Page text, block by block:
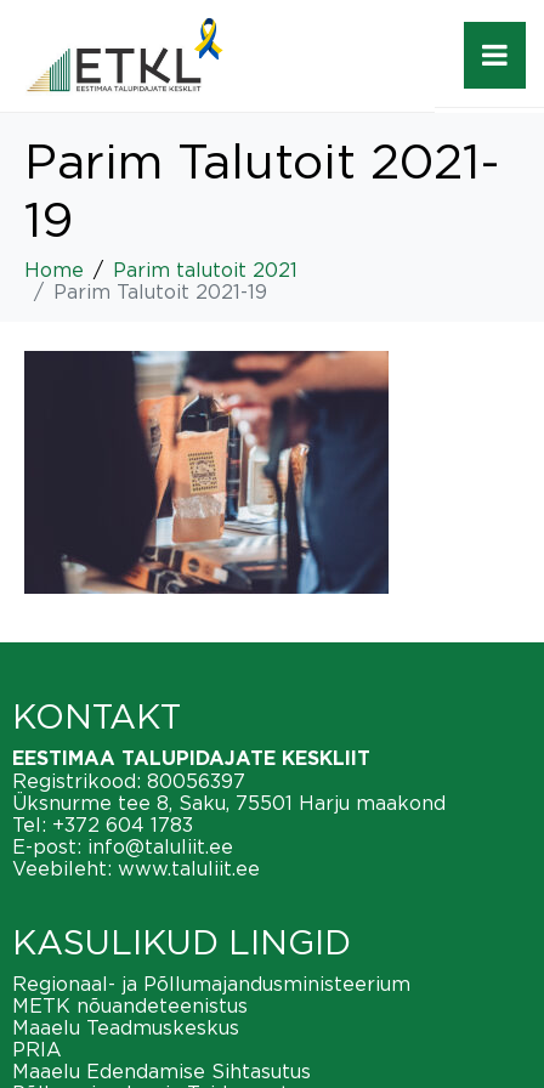
Parim Talutoit 2021-
19
Home
Parim talutoit 2021
Parim Talutoit 2021-19
KONTAKT
EESTIMAA TALUPIDAJATE KESKLIIT
Registrikood: 80056397
Üksnurme tee 8, Saku, 75501 Harju maakond
Tel: +372 604 1783
E-post: info@taluliit.ee
Veebileht: www.taluliit.ee
KASULIKUD LINGID
Regionaal- ja Põllumajandusministeerium
METK nõuandeteenistus
Maaelu Teadmuskeskus
PRIA
Maaelu Edendamise Sihtasutus